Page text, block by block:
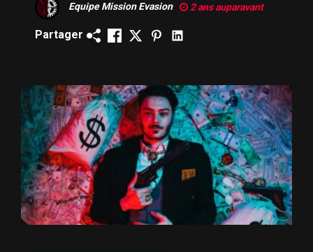
Equipe Mission Evasion 2 ans auparavant
Partager